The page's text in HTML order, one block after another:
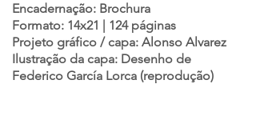
Encadernação: Brochura
Formato: 14x21 | 124 páginas
Projeto gráfico / capa: Alonso Alvarez
Ilustração da capa: Desenho de
Federico García Lorca (reprodução)